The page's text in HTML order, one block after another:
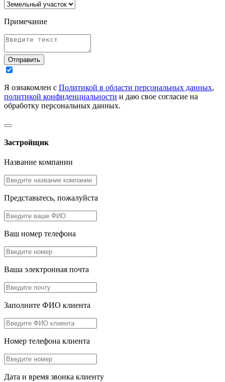
Примечание
Отправить
Я ознакомлен с Политикой в области персональных данных,
политикой конфиденциальности и даю свое согласие на
обработку персональных данных.
Застройщик
Название компании
Представьтесь, пожалуйста
Ваш номер телефона
Ваша электронная почта
Заполните ФИО клиента
Номер телефона клиента
Дата и время звонка клиенту